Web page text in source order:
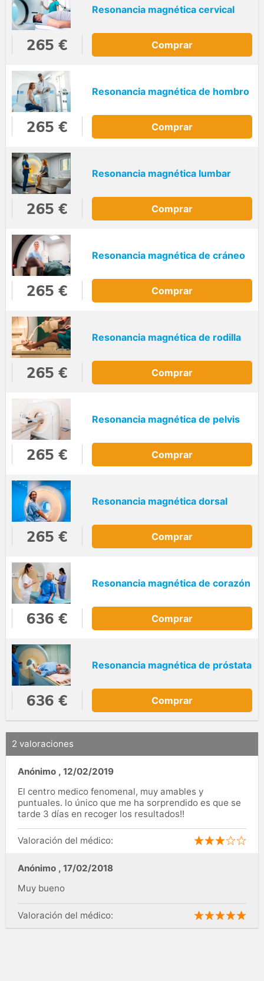
Resonancia magnética cervical
265 € Comprar
Resonancia magnética de hombro
265 € Comprar
Resonancia magnética lumbar
265 € Comprar
Resonancia magnética de cráneo
265 € Comprar
Resonancia magnética de rodilla
265 € Comprar
Resonancia magnética de pelvis
265 € Comprar
Resonancia magnética dorsal
265 € Comprar
Resonancia magnética de corazón
636 € Comprar
Resonancia magnética de próstata
636 € Comprar
2 valoraciones
Anónimo , 12/02/2019
El centro medico fenomenal, muy amables y
puntuales. lo único que me ha sorprendido es que se
tarde 3 días en recoger los resultados!!
Valoración del médico:
Anónimo , 17/02/2018
Muy bueno
Valoración del médico: